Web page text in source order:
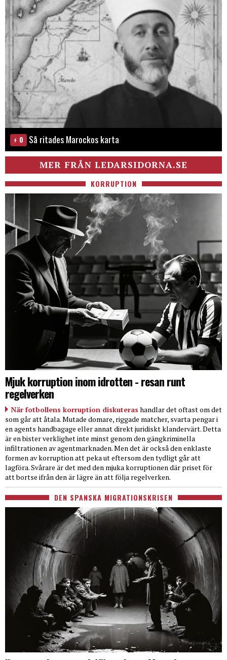
0 Så ritades Marockos karta
MER FRÅN LEDARSIDORNA.SE
KORRUPTION
Mjuk korruption inom idrotten - resan runt
regelverken
När fotbollens korruption diskuteras handlar det oftast om det
som går att åtala. Mutade domare, riggade matcher, svarta pengar i
en agents handbagage eller annat direkt juridiskt klandervärt. Detta
är en bister verklighet inte minst genom den gängkriminella
infiltrationen av agentmarknaden. Men det är också den enklaste
formen av korruption att peka ut eftersom den tydligt går att
lagföra. Svårare är det med den mjuka korruptionen där priset för
att bortse ifrån den är lägre än att följa regelverken.
DEN SPANSKA MIGRATIONSKRISEN